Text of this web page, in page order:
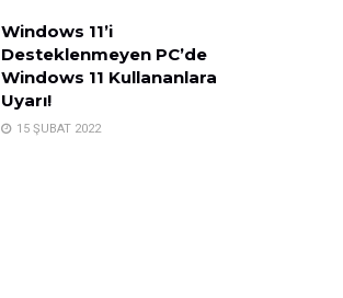
Windows 11’i
Desteklenmeyen PC’de
Windows 11 Kullananlara
Uyarı!
15 ŞUBAT 2022